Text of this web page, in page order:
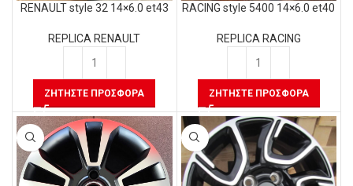
RENAULT style 32 14×6.0 et43
REPLICA RENAULT
ΖΗΤΉΣΤΕ ΠΡΟΣΦΟΡΆ
RACING style 5400 14×6.0 et40
REPLICA RACING
ΖΗΤΉΣΤΕ ΠΡΟΣΦΟΡΆ